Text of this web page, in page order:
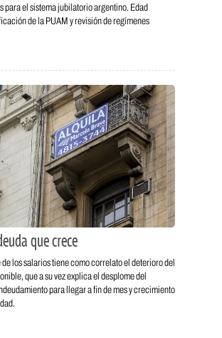
para el sistema jubilatorio argentino. Edad
de la PUAM y revisión de regímenes
que crece
de los salarios tiene como correlato el deterioro del
que a su vez explica el desplome del
para llegar a fin de mes y crecimiento